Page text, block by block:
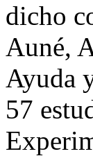
dicho
Auné,
Ayuda
57